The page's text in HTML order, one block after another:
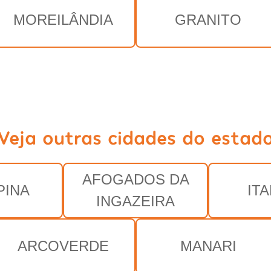
MOREILÂNDIA GRANITO
outras cidades do
AFOGADOS DA
INGAZEIRA
ARCOVERDE MANARI